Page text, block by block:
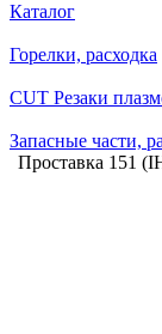
Каталог
Горелки, расходка
CUT Резаки
Запасные части,
Проставка 151